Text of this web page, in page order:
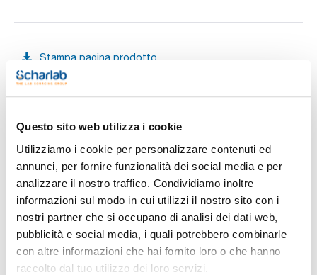
Questo sito web utilizza i cookie
Utilizziamo i cookie per personalizzare contenuti ed
annunci, per fornire funzionalità dei social media e per
analizzare il nostro traffico. Condividiamo inoltre
informazioni sul modo in cui utilizzi il nostro sito con i
nostri partner che si occupano di analisi dei dati web,
pubblicità e social media, i quali potrebbero combinarle
con altre informazioni che hai fornito loro o che hanno
raccolto dal tuo utilizzo dei loro servizi.
Stampa pagina prodotto
Caratteristiche
Capacità (ml) : 100
Beute a fondo rotondo con tre bocche smerigliate (una
centrale e due laterali inclinate)
Vedi di più
Ti potrebbe interessare anche